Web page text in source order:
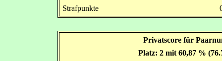
Strafpunkte
Privatscore für
Platz: 2 mit 60,87 %